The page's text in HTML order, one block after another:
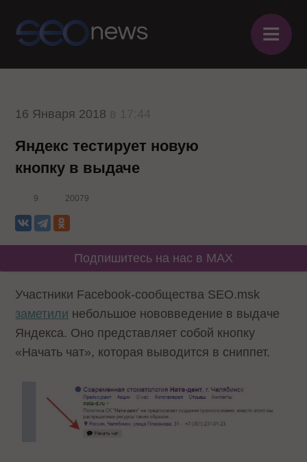
≡
16 Января 2018
Яндекс тестирует новую
кнопку в выдаче
9 20079
Подпишитесь на нас в MAX
Участники Facebook-сообщества SEO.msk
заметили небольшое нововведение в выдаче
Яндекса. Оно представляет собой кнопку
«Начать чат», которая выводится в сниппет.